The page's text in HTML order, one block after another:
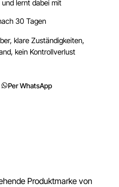
lernt dabei mit
30 Tagen
klare Zuständigkeiten,
kein Kontrollverlust
Per WhatsApp
Produktmarke von